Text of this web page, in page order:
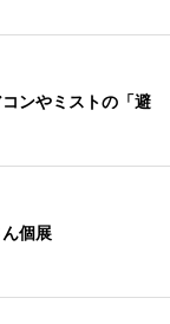
ンやミストの「避
個展